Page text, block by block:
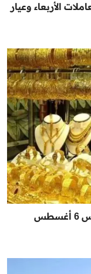
الأربعاء وعيار
ارتفاع جديد في سعر الذهب اليوم الخميس 6 أغسطس